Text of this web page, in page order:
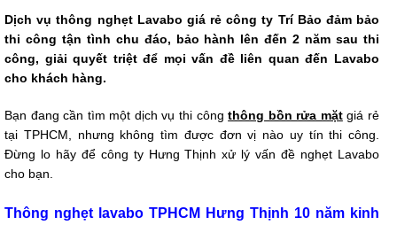
Dịch vụ thông nghẹt Lavabo giá rẻ công ty Trí Bảo đảm bảo
thi công tận tình chu đáo, bảo hành lên đến 2 năm sau thi
công, giải quyết triệt để mọi vấn đề liên quan đến Lavabo
cho khách hàng.
Bạn đang cần tìm một dịch vụ thi côngthông bồn rửa mặtgiá rẻ
tại TPHCM, nhưng không tìm được đơn vị nào uy tín thi công.
Đừng lo hãy để công ty Hưng Thịnh xử lý vấn đề nghẹt Lavabo
cho bạn.
Thông nghẹt lavabo TPHCM Hưng Thịnh 10 năm kinh